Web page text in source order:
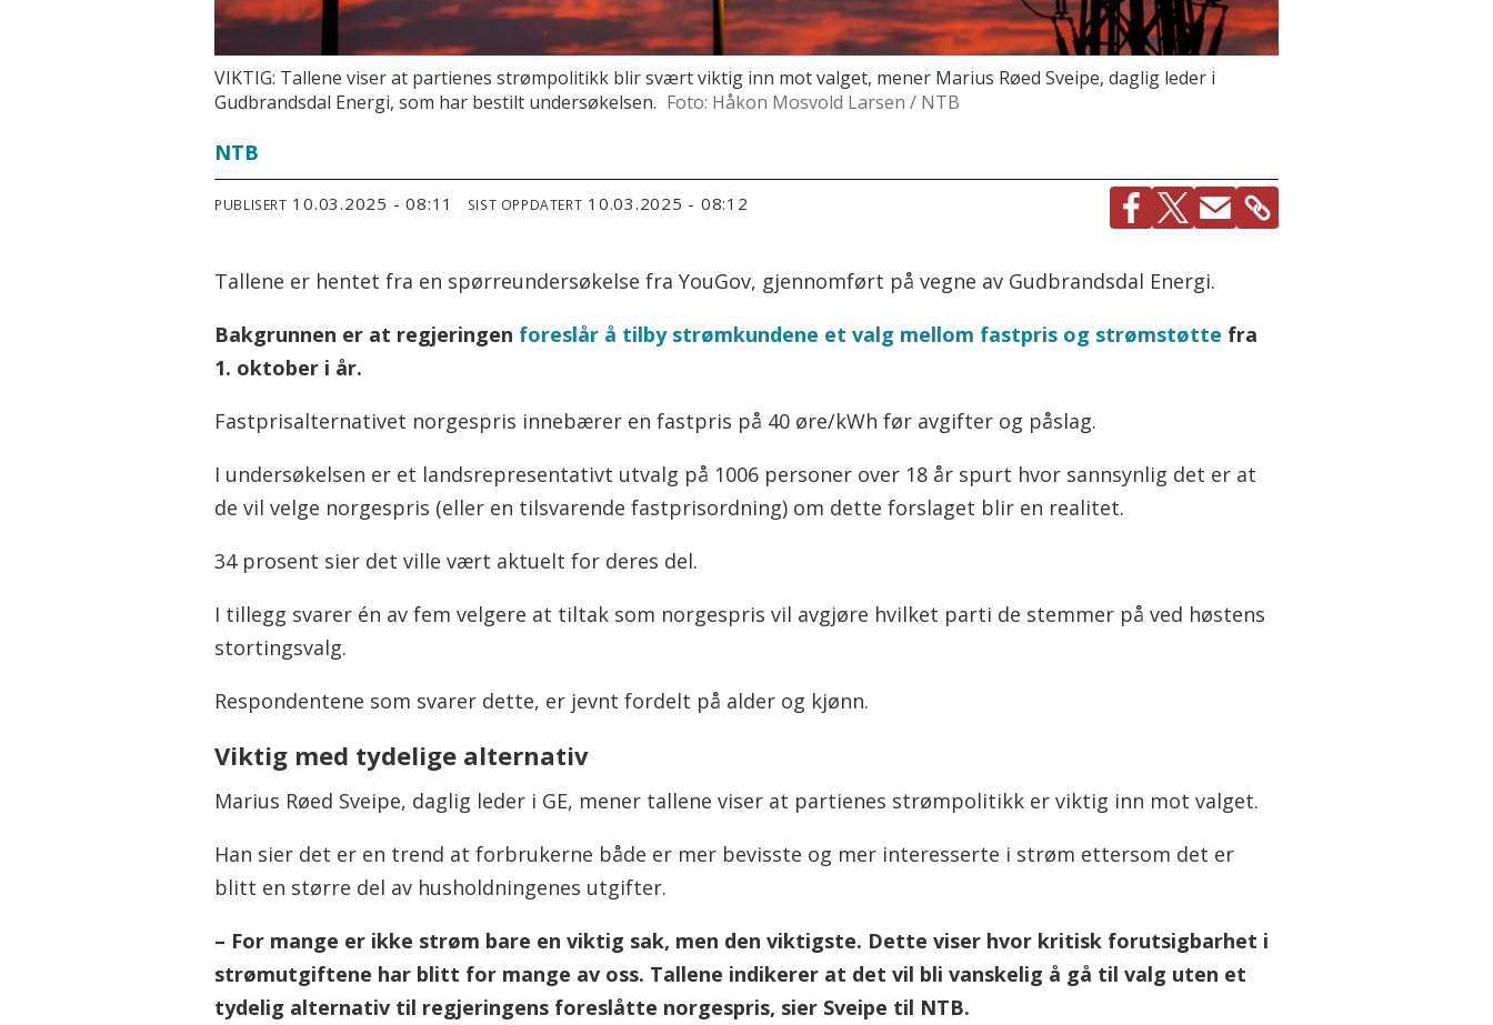
VIKTIG: Tallene viser at partienes strømpolitikk blir svært viktig inn mot valget, mener Marius Røed Sveipe, daglig leder i
Gudbrandsdal Energi, som har bestilt undersøkelsen. Foto: Håkon Mosvold Larsen / NTB
NTB
PUBLISERT 10.03.2025 - 08:11 SIST OPPDATERT 10.03.2025 - 08:12
Tallene er hentet fra en spørreundersøkelse fra YouGov, gjennomført på vegne av Gudbrandsdal Energi.
Bakgrunnen er at regjeringen foreslår å tilby strømkundene et valg mellom fastpris og strømstøtte fra
1. oktober i år.
Fastprisalternativet norgespris innebærer en fastpris på 40 øre/kWh før avgifter og påslag.
I undersøkelsen er et landsrepresentativt utvalg på 1006 personer over 18 år spurt hvor sannsynlig det er at
de vil velge norgespris (eller en tilsvarende fastprisordning) om dette forslaget blir en realitet.
34 prosent sier det ville vært aktuelt for deres del.
I tillegg svarer én av fem velgere at tiltak som norgespris vil avgjøre hvilket parti de stemmer på ved høstens
stortingsvalg.
Respondentene som svarer dette, er jevnt fordelt på alder og kjønn.
Viktig med tydelige alternativ
Marius Røed Sveipe, daglig leder i GE, mener tallene viser at partienes strømpolitikk er viktig inn mot valget.
Han sier det er en trend at forbrukerne både er mer bevisste og mer interesserte i strøm ettersom det er
blitt en større del av husholdningenes utgifter.
– For mange er ikke strøm bare en viktig sak, men den viktigste. Dette viser hvor kritisk forutsigbarhet i
strømutgiftene har blitt for mange av oss. Tallene indikerer at det vil bli vanskelig å gå til valg uten et
tydelig alternativ til regjeringens foreslåtte norgespris, sier Sveipe til NTB.